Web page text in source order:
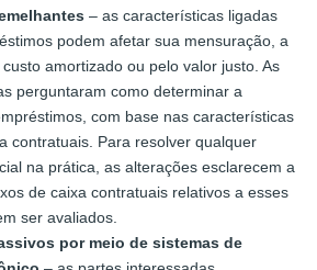
– as características ligadas
podem afetar sua mensuração, a
amortizado ou pelo valor justo. As
perguntaram como determinar a
com base nas características
contratuais. Para resolver qualquer
na prática, as alterações esclarecem a
de caixa contratuais relativos a esses
ser avaliados.
por meio de sistemas de